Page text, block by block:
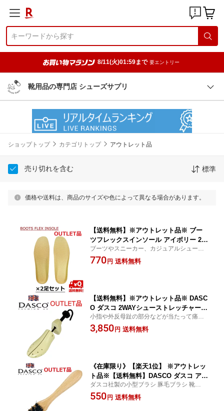
8/11(火)01:59まで 要エントリー
靴用品の専門店 シューズサプリ
ショップトップ カテゴリトップ アウトレット品
売り切れを含む 標準
価格や送料は、商品のサイズや色によって異なる場合があります。
【送料無料】※アウトレット品※ ブー
ツフレックスインソール アイボリー 2個
セット
ブーツやスニーカー、カジュアルシューズ
に！サイズ調整用インソール サイズ調整 カ
ップインソール 衝撃吸収 抗菌 抗菌インソ
770 円 送料無料
【送料無料】※アウトレット品※ DASC
O ダスコ 2WAYシューストレッチャー
靴伸ばし 革伸ばし 高品質 樹脂製 スト
レッチャー 革靴 外反母趾対応 靴幅調整
小指や外反母趾の部分などが当たって痛い
靴に！部分的に革を伸ばせるストレッチャ
ー
3,850 円 送料無料
《在庫限り》【楽天1位】 ※アウトレッ
ト品※【送料無料】DASCO ダスコ アプ
リケーターブラシ ブラック 豚毛ブラシ
靴磨き シューケア バッグケア レザーケ
ダスコ社製の小型ブラシ 豚毛ブラシ 靴ブラ
シ 靴磨き シューケア レザーケア バッグケ
ア
550 円 送料無料